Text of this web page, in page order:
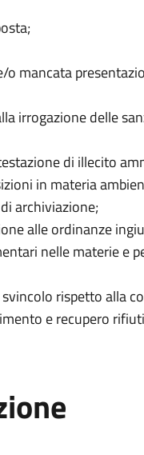
mancata
irrogazione delle
di illecito
in materia
archiviazione;
alle ordinanze
nelle materie e
rispetto alla
e recupero